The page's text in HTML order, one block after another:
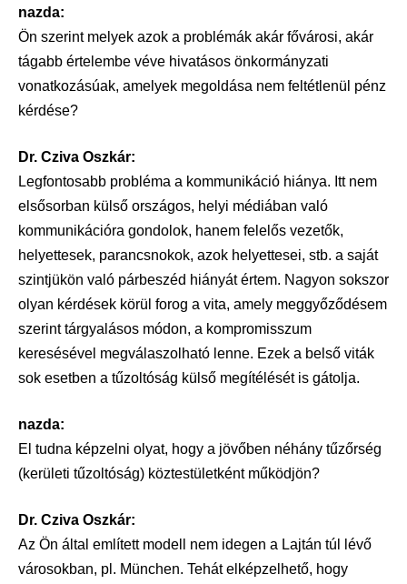
nazda:
Ön szerint melyek azok a problémák akár fővárosi, akár
tágabb értelembe véve hivatásos önkormányzati
vonatkozásúak, amelyek megoldása nem feltétlenül pénz
kérdése?
Dr. Cziva Oszkár:
Legfontosabb probléma a kommunikáció hiánya. Itt nem
elsősorban külső országos, helyi médiában való
kommunikációra gondolok, hanem felelős vezetők,
helyettesek, parancsnokok, azok helyettesei, stb. a saját
szintjükön való párbeszéd hiányát értem. Nagyon sokszor
olyan kérdések körül forog a vita, amely meggyőződésem
szerint tárgyalásos módon, a kompromisszum
keresésével megválaszolható lenne. Ezek a belső viták
sok esetben a tűzoltóság külső megítélését is gátolja.
nazda:
El tudna képzelni olyat, hogy a jövőben néhány tűzőrség
(kerületi tűzoltóság) köztestületként működjön?
Dr. Cziva Oszkár:
Az Ön által említett modell nem idegen a Lajtán túl lévő
városokban, pl. München. Tehát elképzelhető, hogy